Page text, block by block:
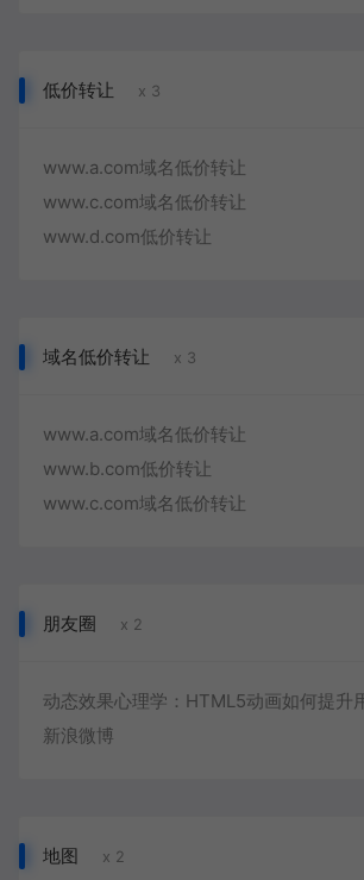
低价转让 x 3
www.a.com域名低价转让
www.c.com域名低价转让
www.d.com低价转让
域名低价转让 x 3
www.a.com域名低价转让
www.b.com低价转让
www.c.com域名低价转让
朋友圈 x 2
动态效果心理学：HTML5动画如何提升
新浪微博
地图 x 2